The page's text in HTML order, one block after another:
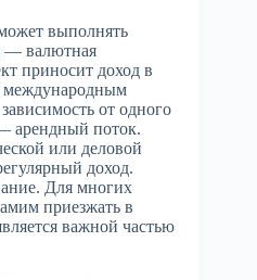
выполнять
— валютная
приносит доход в
международным
от одного
арендный поток.
или деловой
доход.
Для многих
приезжать в
важной частью